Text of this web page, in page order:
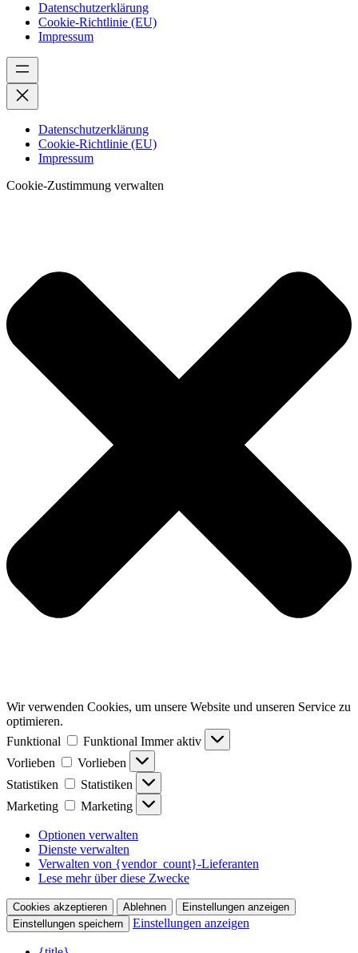
Datenschutzerklärung
Cookie-Richtlinie (EU)
Impressum
Datenschutzerklärung
Cookie-Richtlinie (EU)
Impressum
Cookie-Zustimmung verwalten
Wir verwenden Cookies, um unsere Website und unseren Service zu
optimieren.
Funktional
Funktional Immer aktiv
Vorlieben
Vorlieben
Statistiken
Statistiken
Marketing
Marketing
Optionen verwalten
Dienste verwalten
Verwalten von {vendor_count}-Lieferanten
Lese mehr über diese Zwecke
Cookies akzeptieren Ablehnen
Einstellungen anzeigen
Einstellungen speichern
Einstellungen anzeigen